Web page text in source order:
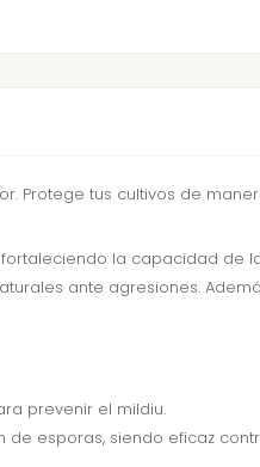
Protege tus cultivos de
la capacidad de
ante agresiones.
prevenir el mildiu.
esporas, siendo eficaz